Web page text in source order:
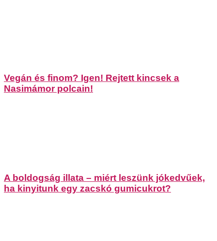
Vegán és finom? Igen! Rejtett kincsek a
Nasimámor polcain!
A boldogság illata – miért leszünk jókedvűek,
ha kinyitunk egy zacskó gumicukrot?